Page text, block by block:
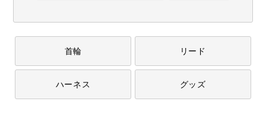
首輪 リード
ハーネス グッズ